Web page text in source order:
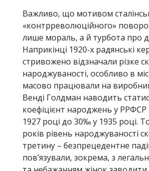
Важливо, що мотивом
«контрреволюційного»
лише мораль, а й турбота про
Наприкінці 1920-х радянські
стривожено відзначали різке
народжуваності, особливо в
масово працювали на
Венді Голдман наводить
коефіцієнт народжень у
1927 році до 30‰ у 1935 році.
років рівень народжуваності
третину – безпрецедентне
пов’язували, зокрема, з